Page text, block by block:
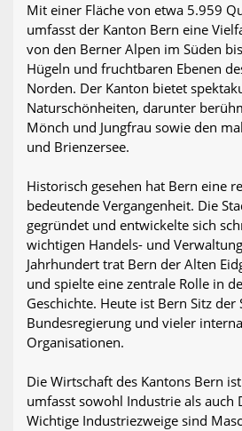
Mit einer Fläche von etwa 5.959
umfasst der Kanton Bern eine
von den Berner Alpen im Süden
Hügeln und fruchtbaren Ebenen
Norden. Der Kanton bietet
Naturschönheiten, darunter
Mönch und Jungfrau sowie den
und Brienzersee.
Historisch gesehen hat Bern eine
bedeutende Vergangenheit. Die
gegründet und entwickelte sich
wichtigen Handels- und
Jahrhundert trat Bern der Alten
und spielte eine zentrale Rolle in
Geschichte. Heute ist Bern Sitz der
Bundesregierung und vieler
Organisationen.
Die Wirtschaft des Kantons Bern
umfasst sowohl Industrie als auch
Wichtige Industriezweige sind